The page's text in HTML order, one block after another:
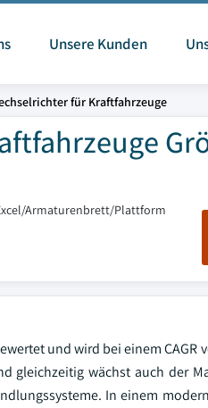
Unsere Kunden
für Kraftfahrzeuge
Armaturenbrett/Plattform
und wird bei einem CAGR
gleichzeitig wächst auch der
In einem